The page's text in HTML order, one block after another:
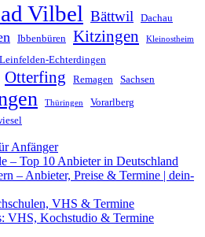
Vilbel Bättwil
Dachau
Ibbenbüren Kitzingen Kleinostheim
Leinfelden-Echterdingen
Otterfing Remagen Sachsen
Thüringen Vorarlberg
Anfänger
– Top 10 Anbieter in Deutschland
– Anbieter, Preise & Termine | dein-
VHS & Termine
VHS, Kochstudio & Termine